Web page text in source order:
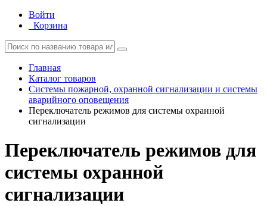
Войти
Корзина
Главная
Каталог товаров
Системы пожарной, охранной сигнализации и системы
аварийного оповещения
Переключатель режимов для системы охранной
сигнализации
Переключатель режимов для
системы охранной
сигнализации